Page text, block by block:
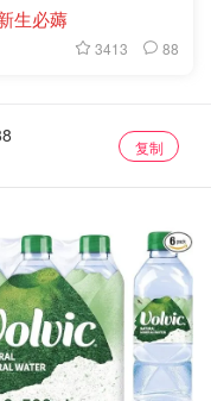
生必薅
3413 88
复制